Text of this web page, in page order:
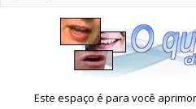
Este espaço é para você